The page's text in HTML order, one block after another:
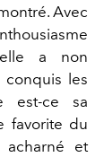
Avec
a non
conquis les
est-ce sa
favorite du
acharné et